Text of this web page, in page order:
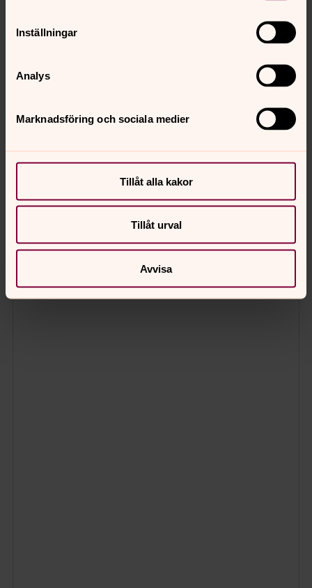
Inställningar
Analys
Marknadsföring och sociala medier
Tillåt alla kakor
Tillåt urval
Avvisa